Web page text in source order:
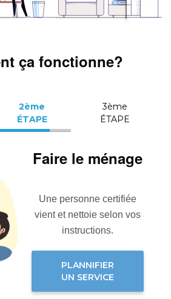
ça fonctionne?
2ème
ÉTAPE
3ème
ÉTAPE
Faire le ménage
Une personne certifiée
vient et nettoie selon vos
instructions.
PLANNIFIER
UN SERVICE